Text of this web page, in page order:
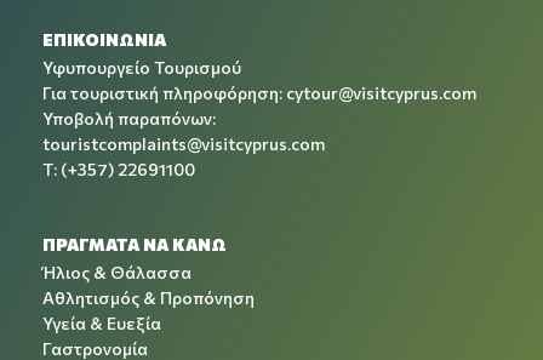
ΕΠΙΚΟΙΝΩΝΙΑ
Υφυπουργείο Τουρισμού
Για τουριστική πληροφόρηση: cytour@visitcyprus.com
Υποβολή παραπόνων:
touristcomplaints@visitcyprus.com
T: (+357) 22691100
ΠΡΑΓΜΑΤΑ ΝΑ ΚΑΝΩ
Ήλιος & Θάλασσα
Αθλητισμός & Προπόνηση
Υγεία & Ευεξία
Γαστρονομία